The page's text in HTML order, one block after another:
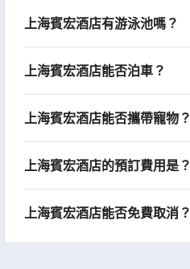
上海賓宏酒店有游泳池嗎？
上海賓宏酒店能否泊車？
上海賓宏酒店能否攜帶寵物？
上海賓宏酒店的預訂費用是？
上海賓宏酒店能否免費取消？